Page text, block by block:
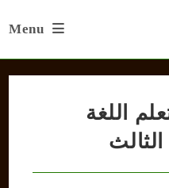
Menu
اللغة
الثالث